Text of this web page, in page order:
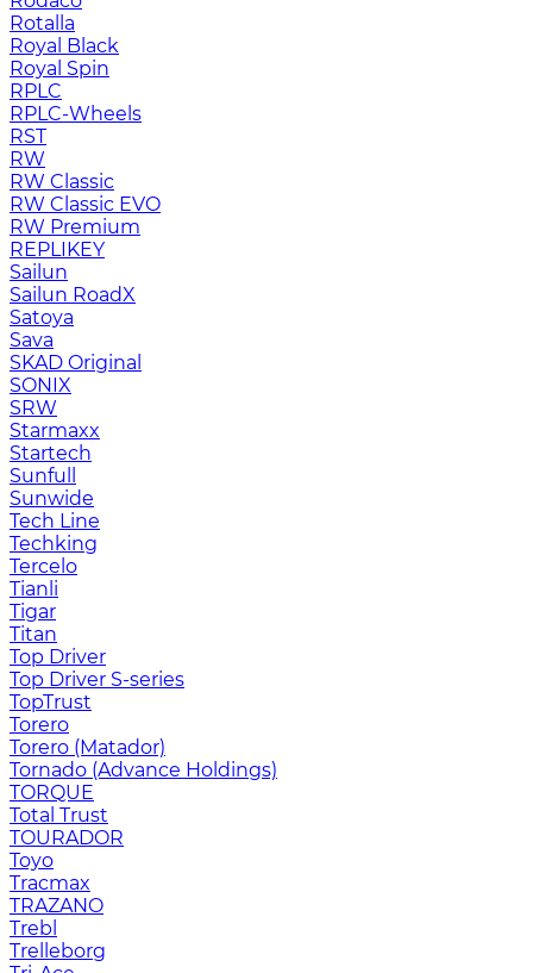
Rotalla
Royal Black
Royal Spin
RPLC
RPLC-Wheels
RST
RW
RW Classic
RW Classic EVO
RW Premium
RЕPLIKEY
Sailun
Sailun RoadX
Satoya
Sava
SKAD Original
SONIX
SRW
Starmaxx
Startech
Sunfull
Sunwide
Tech Line
Techking
Tercelo
Tianli
Tigar
Titan
Top Driver
Top Driver S-series
TopTrust
Torero
Torero (Matador)
Tornado (Advance Holdings)
TORQUE
Total Trust
TOURADOR
Toyo
Tracmax
TRAZANO
Trebl
Trelleborg